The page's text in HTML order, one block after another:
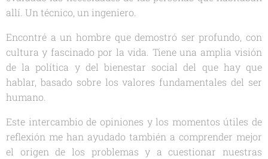
allí. Un técnico, un ingeniero.
Encontré a un hombre que demostró ser profundo, con
cultura y fascinado por la vida. Tiene una amplia visión
de la política y del bienestar social del que hay que
hablar, basado sobre los valores fundamentales del ser
humano.
Este intercambio de opiniones y los momentos útiles de
reflexión me han ayudado también a comprender mejor
el origen de los problemas y a cuestionar nuestras